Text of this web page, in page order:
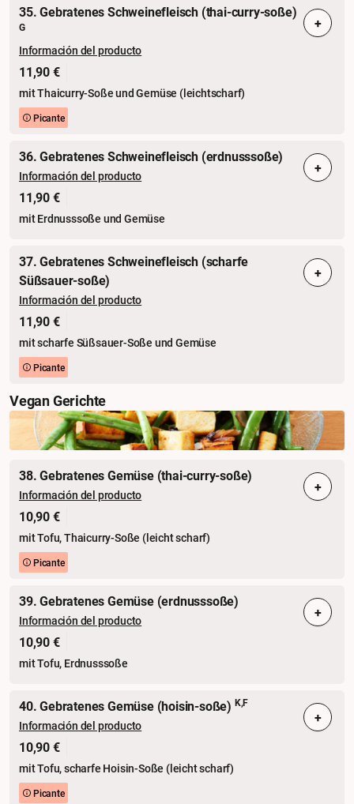
35. Gebratenes Schweinefleisch (thai-curry-soße)
G
Información del producto
11,90 €
mit Thaicurry-Soße und Gemüse (leichtscharf)
Picante
+
36. Gebratenes Schweinefleisch (erdnusssoße)
Información del producto
11,90 €
mit Erdnusssoße und Gemüse
+
37. Gebratenes Schweinefleisch (scharfe
Süßsauer-soße)
Información del producto
11,90 €
mit scharfe Süßsauer-Soße und Gemüse
Picante
+
Vegan Gerichte
38. Gebratenes Gemüse (thai-curry-soße)
Información del producto
10,90 €
mit Tofu, Thaicurry-Soße (leicht scharf)
Picante
+
39. Gebratenes Gemüse (erdnusssoße)
Información del producto
10,90 €
mit Tofu, Erdnusssoße
+
40. Gebratenes Gemüse (hoisin-soße) K,F
Información del producto
10,90 €
mit Tofu, scharfe Hoisin-Soße (leicht scharf)
Picante
+